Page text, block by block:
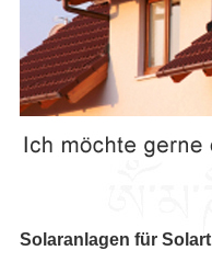
Solaranlagen für